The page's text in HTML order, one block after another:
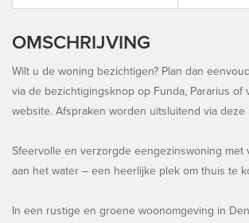
OMSCHRIJVING
Wilt u de woning bezichtigen? Plan dan
via de bezichtigingsknop op Funda, Pararius of
website. Afspraken worden uitsluitend via deze
Sfeervolle en verzorgde eengezinswoning met
aan het water – een heerlijke plek om thuis te
In een rustige en groene woonomgeving in